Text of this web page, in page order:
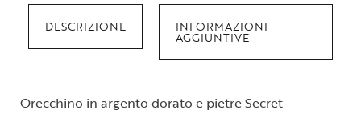
DESCRIZIONE INFORMAZIONI
AGGIUNTIVE
Orecchino in argento dorato e pietre Secret